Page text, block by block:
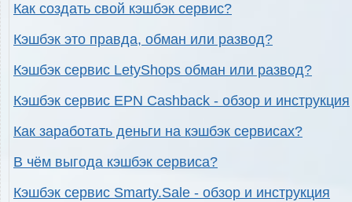
Как создать свой кэшбэк сервис?
Кэшбэк это правда, обман или развод?
Кэшбэк сервис LetyShops обман или развод?
Кэшбэк сервис EPN Cashback - обзор и инструкция
Как заработать деньги на кэшбэк сервисах?
В чём выгода кэшбэк сервиса?
Кэшбэк сервис Smarty.Sale - обзор и инструкция